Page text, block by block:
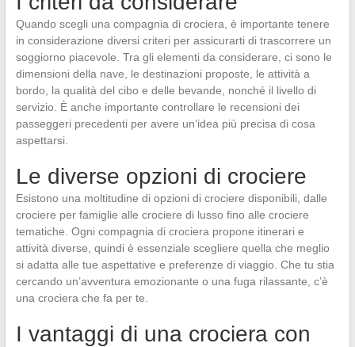
Quando scegli una compagnia di crociera, è importante tenere
in considerazione diversi criteri per assicurarti di trascorrere un
soggiorno piacevole. Tra gli elementi da considerare, ci sono le
dimensioni della nave, le destinazioni proposte, le attività a
bordo, la qualità del cibo e delle bevande, nonché il livello di
servizio. È anche importante controllare le recensioni dei
passeggeri precedenti per avere un’idea più precisa di cosa
aspettarsi.
Le diverse opzioni di crociere
Esistono una moltitudine di opzioni di crociere disponibili, dalle
crociere per famiglie alle crociere di lusso fino alle crociere
tematiche. Ogni compagnia di crociera propone itinerari e
attività diverse, quindi è essenziale scegliere quella che meglio
si adatta alle tue aspettative e preferenze di viaggio. Che tu stia
cercando un’avventura emozionante o una fuga rilassante, c’è
una crociera che fa per te.
I vantaggi di una crociera con